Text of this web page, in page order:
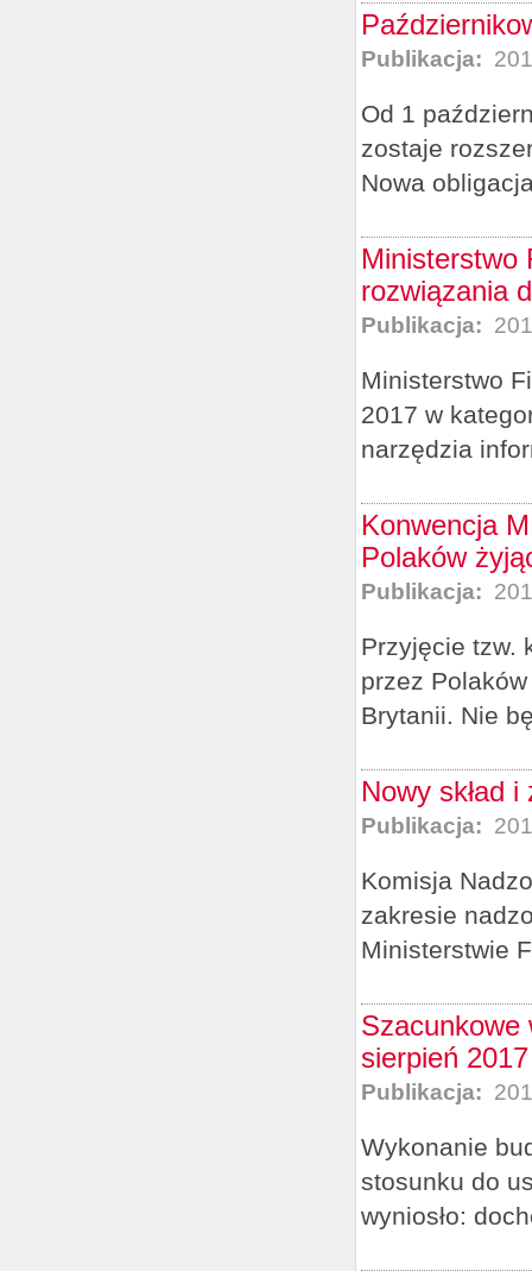
Publikacja:
Od 1
zostaje
Nowa
Ministerstwo
rozwiązania
Publikacja:
Ministerstwo
2017 w
narzędzia
Konwencja
Polaków
Publikacja:
Przyjęcie tzw.
przez
Brytanii. Nie
Nowy skład
Publikacja:
Komisja
zakresie
Ministerstwie
Szacunkowe
sierpień
Publikacja:
Wykonanie
stosunku do
wyniosło: